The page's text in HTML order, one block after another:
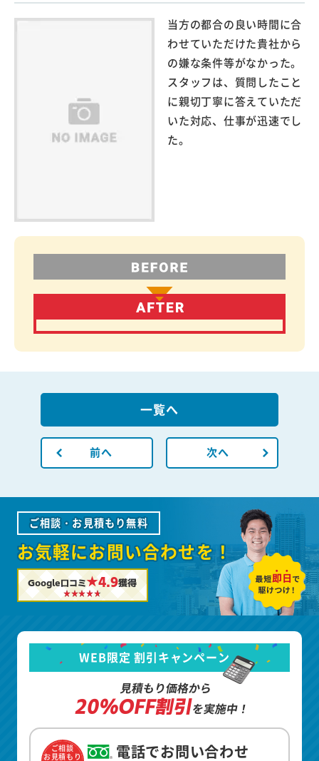
当方の都合の良い時間に合
わせていただけた貴社から
の嫌な条件等がなかった。
スタッフは、質問したこと
に親切丁寧に答えていただ
いた対応、仕事が迅速でし
た。
前へ
一覧へ
次へ
ご相談・お見積もり無料
お気軽にお問い合わせを！
Google口コミ★4.9獲得
WEB限定 割引キャンペーン
見積もり価格から
20%OFF割引を実施中！
ご相談
お見積もり
電話でお問い合わせ